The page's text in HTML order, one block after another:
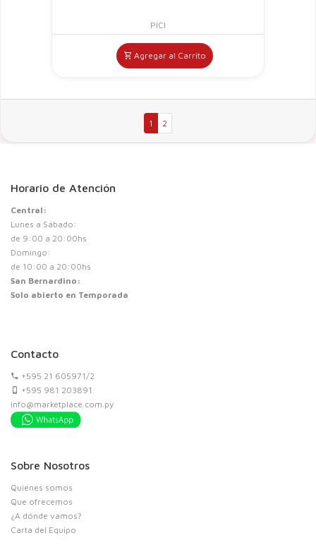
PICI
Agregar al Carrito
1 2
Horario de Atención
Central:
Lunes a Sábado:
de 9:00 a 20:00hs
Domingo:
de 10:00 a 20:00hs
San Bernardino:
Solo abierto en Temporada
Contacto
+595 21 605971/2
+595 981 203891
info@marketplace.com.py
Sobre Nosotros
Quienes somos
Que ofrecemos
¿A dónde vamos?
Carta del Equipo